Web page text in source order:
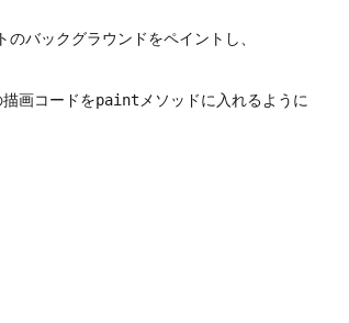
バックグラウンドをペイントし、
画コードをpaint メソッドに入れるように